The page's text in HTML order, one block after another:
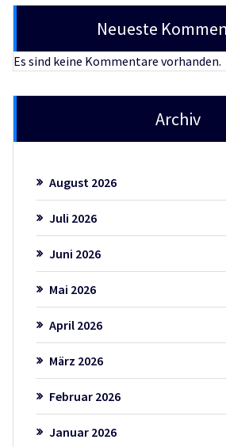
Neueste
Es sind keine Kommentare vorhanden.
Archiv
August 2026
Juli 2026
Juni 2026
Mai 2026
April 2026
März 2026
Februar 2026
Januar 2026